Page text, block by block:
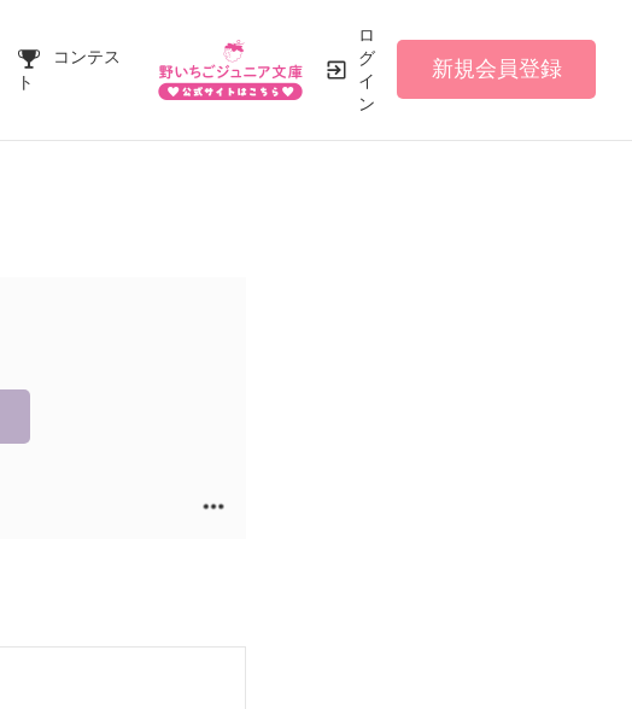
コンテス
ト
ロ
グ
イ
ン
新規会員登録